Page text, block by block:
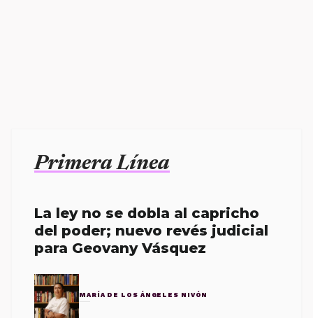
Primera Línea
La ley no se dobla al capricho
del poder; nuevo revés judicial
para Geovany Vásquez
MARÍA DE LOS ÁNGELES NIVÓN